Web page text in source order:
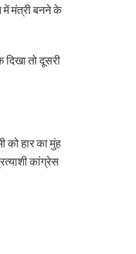
में मंत्री बनने के
तो दूसरी
को हार का मुंह
कांग्रेस